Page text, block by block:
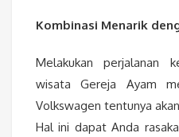
Kombinasi Menarik
Melakukan perjalanan
wisata Gereja Ayam
Volkswagen tentunya
Hal ini dapat Anda